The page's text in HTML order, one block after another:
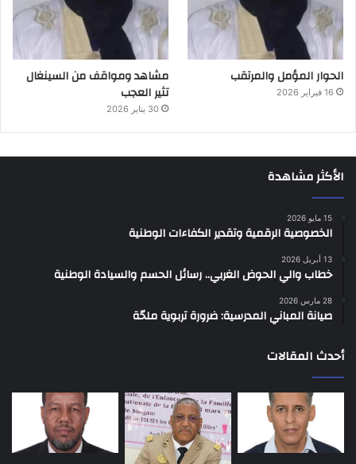
الحوار المؤمل والمرتقب
16 فبراير 2026
مشاهد ومواقف من السينغال
تثير العجب
30 يناير 2026
الأكثر مشاهدة
15 مايو 2026
الخصوصية الرقمية وتقدير الكفاءات الوطنية
13 أبريل 2026
خطاب والي الحوض الغربي.. رسائل الحسم والسيادة الوطنية
28 مارس 2026
صيانة المباني المدرسية: ضرورة تربوية ملحّة
أحدث المقالات